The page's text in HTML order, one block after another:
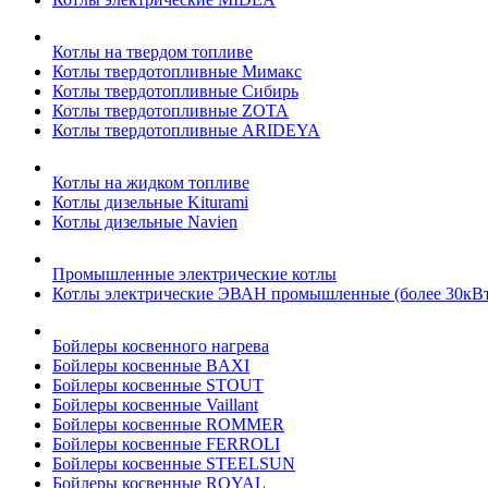
Котлы на твердом топливе
Котлы твердотопливные Мимакс
Котлы твердотопливные Сибирь
Котлы твердотопливные ZOTA
Котлы твердотопливные ARIDEYA
Котлы на жидком топливе
Котлы дизельные Kiturami
Котлы дизельные Navien
Промышленные электрические котлы
Котлы электрические ЭВАН промышленные (более
Бойлеры косвенного нагрева
Бойлеры косвенные BAXI
Бойлеры косвенные STOUT
Бойлеры косвенные Vaillant
Бойлеры косвенные ROMMER
Бойлеры косвенные FERROLI
Бойлеры косвенные STEELSUN
Бойлеры косвенные ROYAL